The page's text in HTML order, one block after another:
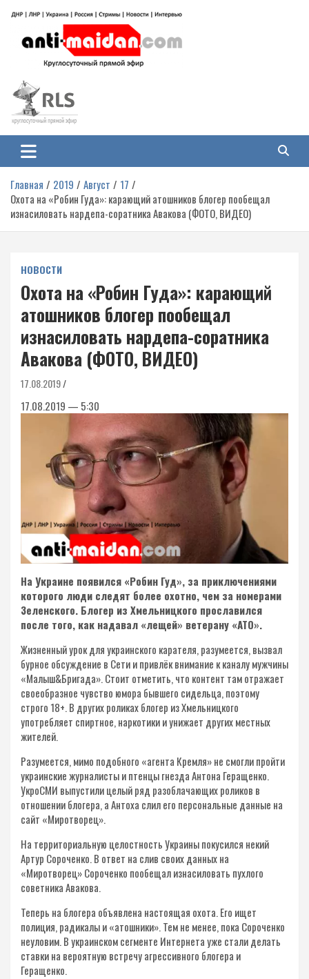
содержимому
Антимайдан: Гражданская война
на Украине
гражданской войне на Украине, включая события в Новороссии, ДНР,
ЛНР и других регионах.
Главная 2019 Август
17
Охота на «Робин Гуда»: карающий атошников блогер пообещал
изнасиловать нардепа-соратника Авакова (ФОТО, ВИДЕО)
НОВОСТИ
Охота на «Робин Гуда»: карающий
атошников блогер пообещал
изнасиловать нардепа-соратника
Авакова (ФОТО, ВИДЕО)
17.08.2019
17.08.2019 — 5:30
На Украине появился «Робин Гуд», за приключениями
которого люди следят более охотно, чем за номерами
Зеленского. Блогер из Хмельницкого прославился
после того, как надавал «лещей» ветерану «АТО».
Жизненный урок для украинского карателя, разумеется, вызвал
бурное обсуждение в Сети и привлёк внимание к каналу мужчины
«Малыш&Бригада». Стоит отметить, что контент там отражает
своеобразное чувство юмора бывшего сидельца, поэтому
строго 18+. В других роликах блогер из Хмельницкого
употребляет спиртное, наркотики и унижает других местных
жителей.
Разумеется, мимо подобного «агента Кремля» не смогли пройти
украинские журналисты и птенцы гнезда Антона Геращенко.
УкроСМИ выпустили целый ряд разоблачающих роликов в
отношении блогера, а Антоха слил его персональные данные на
сайт «Миротворец».
На территориальную целостность Украины покусился некий
Артур Сороченко. В ответ на слив своих данных на
«Миротворец» Сороченко пообещал изнасиловать пухлого
советника Авакова.
Теперь на блогера объявлена настоящая охота. Его ищет
полиция, радикалы и «атошники». Тем не менее, пока Сороченко
неуловим. В украинском сегменте Интернета уже стали делать
ставки на вероятную встречу агрессивного блогера и
Геращенко.